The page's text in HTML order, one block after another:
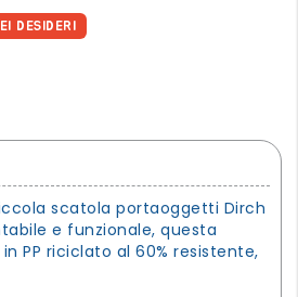
DESIDERI
scatola portaoggetti Dirch
e funzionale, questa
PP riciclato al 60% resistente,